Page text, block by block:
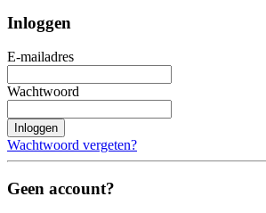
Inloggen
E-mailadres
Wachtwoord
Inloggen
Wachtwoord vergeten?
Geen account?